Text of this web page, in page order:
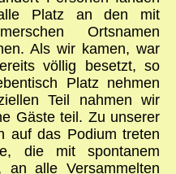
Platz an den mit
Ortsnamen
Als wir kamen, war
völlig besetzt, so
Platz nehmen
Teil nahmen wir
Gäste teil. Zu unserer
auf das Podium treten
die mit spontanem
an alle Versammelten